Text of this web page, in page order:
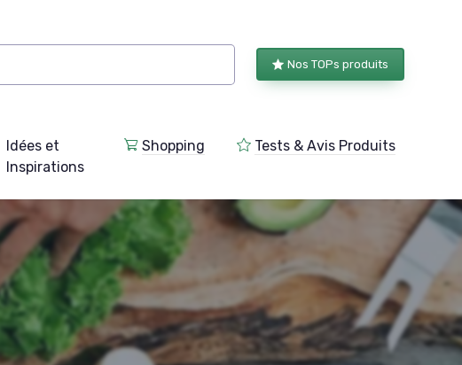
Nos TOPs produits
Idées et
Inspirations
Shopping Tests & Avis Produits